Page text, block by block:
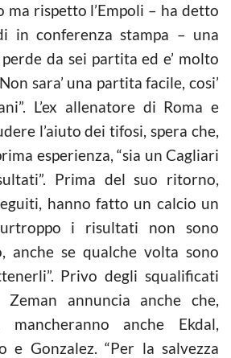
ma rispetto l’Empoli – ha detto
in conferenza stampa – una
da sei partita ed e’ molto
sara’ una partita facile, cosi’
L’ex allenatore di Roma e
l’aiuto dei tifosi, spera che,
esperienza, “sia un Cagliari
Prima del suo ritorno,
hanno fatto un calcio un
i risultati non sono
anche se qualche volta sono
Privo degli squalificati
annuncia anche che,
mancheranno anche Ekdal,
e Gonzalez. “Per la salvezza